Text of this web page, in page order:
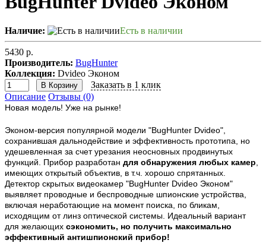
Наличие: Есть в наличии
5430 р.
Производитель: BugHunter
Коллекция: Dvideo Эконом
В Корзину
Заказать в 1 клик
Описание Отзывы (0)
Новая модель! Уже на рынке!
Эконом-версия популярной модели "BugHunter Dvideo",
сохранившая дальнодействие и эффективность прототипа, но
удешевленная за счет урезания неосновных продвинутых
функций. Прибор разработан для обнаружения любых камер,
имеющих открытый объектив, в т.ч. хорошо спрятанных.
Детектор скрытых видеокамер "BugHunter Dvideo Эконом"
выявляет проводные и беспроводные шпионские устройства,
включая неработающие на момент поиска, по бликам,
исходящим от линз оптической системы. Идеальный вариант
для желающих сэкономить, но получить максимально
эффективный антишпионский прибор!